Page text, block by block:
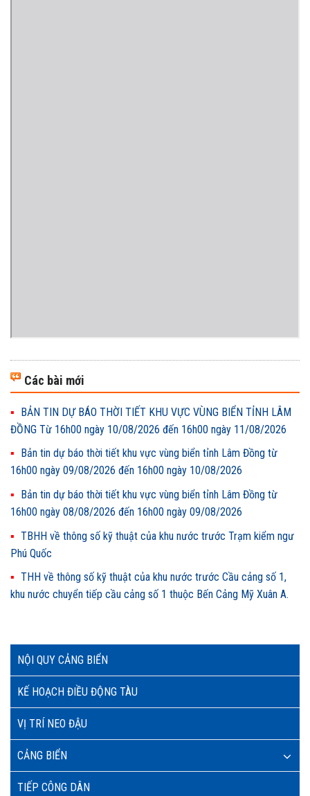
NỘI QUY CẢNG BIỂN
KẾ HOẠCH ĐIỀU ĐỘNG TÀU
VỊ TRÍ NEO ĐẬU
CẢNG BIỂN
TIẾP CÔNG DÂN
Các bài mới
BẢN TIN DỰ BÁO THỜI TIẾT KHU VỰC VÙNG BIỂN TỈNH LÂM
ĐỒNG Từ 16h00 ngày 10/08/2026 đến 16h00 ngày 11/08/2026
Bản tin dự báo thời tiết khu vực vùng biển tỉnh Lâm Đồng từ
16h00 ngày 09/08/2026 đến 16h00 ngày 10/08/2026
Bản tin dự báo thời tiết khu vực vùng biển tỉnh Lâm Đồng từ
16h00 ngày 08/08/2026 đến 16h00 ngày 09/08/2026
TBHH về thông số kỹ thuật của khu nước trước Trạm kiểm ngư
Phú Quốc
THH về thông số kỹ thuật của khu nước trước Cầu cảng số 1,
khu nước chuyển tiếp cầu cảng số 1 thuộc Bến Cảng Mỹ Xuân A.